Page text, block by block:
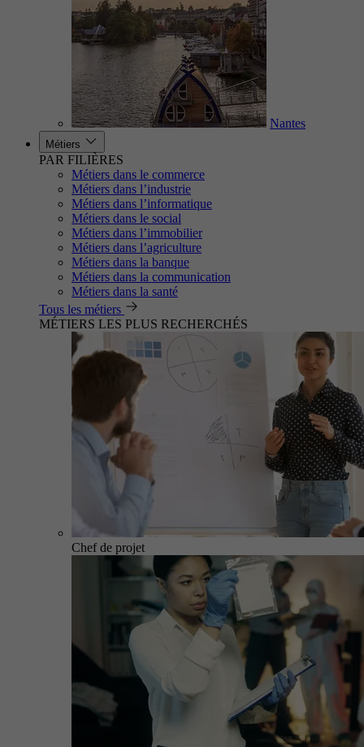
Nantes
Métiers
PAR FILIÈRES
Métiers dans le commerce
Métiers dans l’industrie
Métiers dans l’informatique
Métiers dans le social
Métiers dans l’immobilier
Métiers dans l’agriculture
Métiers dans la banque
Métiers dans la communication
Métiers dans la santé
Tous les métiers
MÉTIERS LES PLUS RECHERCHÉS
Chef de projet